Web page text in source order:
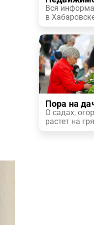
Вся
в
Пора на
О садах,
растет на